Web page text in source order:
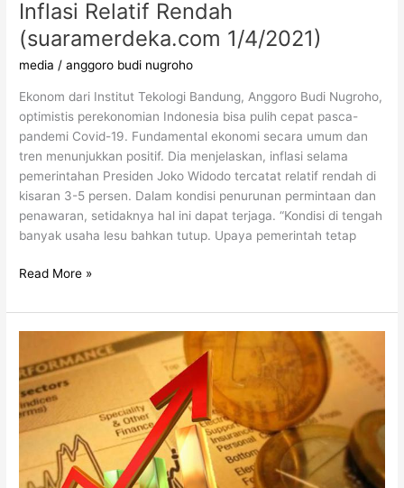
Inflasi Relatif Rendah
(suaramerdeka.com 1/4/2021)
media /anggoro budi nugroho
Ekonom dari Institut Tekologi Bandung, Anggoro Budi Nugroho,
optimistis perekonomian Indonesia bisa pulih cepat pasca-
pandemi Covid-19. Fundamental ekonomi secara umum dan
tren menunjukkan positif. Dia menjelaskan, inflasi selama
pemerintahan Presiden Joko Widodo tercatat relatif rendah di
kisaran 3-5 persen. Dalam kondisi penurunan permintaan dan
penawaran, setidaknya hal ini dapat terjaga. “Kondisi di tengah
banyak usaha lesu bahkan tutup. Upaya pemerintah tetap
Perekonomian
Bisa
Cepat
Pulih,
Inflasi
Relatif
Rendah
(suaramerdeka.com
1/4/2021)
Read More »
ITB
Optimistis
Perekonomian
Bisa
(liputan6.com